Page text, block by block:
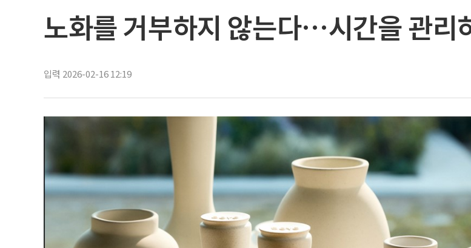
노화를 거부하지 않는다…시간을 관리
입력 2026-02-16 12:19